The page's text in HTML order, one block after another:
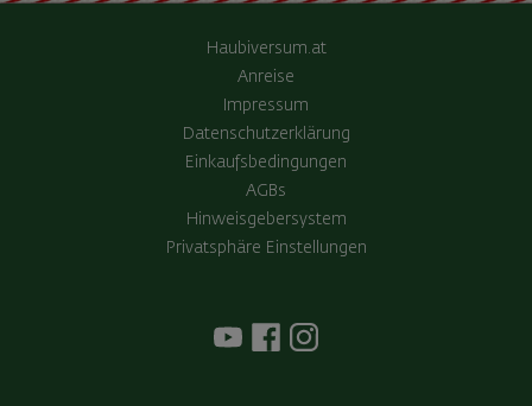
Haubiversum.at
Anreise
Impressum
Datenschutzerklärung
Einkaufsbedingungen
AGBs
Hinweisgebersystem
Privatsphäre Einstellungen